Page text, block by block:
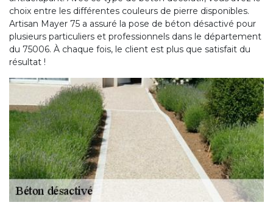
choix entre les différentes couleurs de pierre disponibles.
Artisan Mayer 75 a assuré la pose de béton désactivé pour
plusieurs particuliers et professionnels dans le département
du 75006. À chaque fois, le client est plus que satisfait du
résultat !